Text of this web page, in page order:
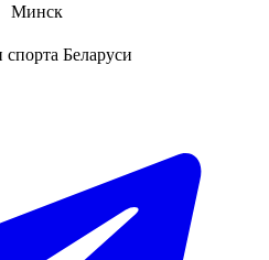
Минск
Беларуси